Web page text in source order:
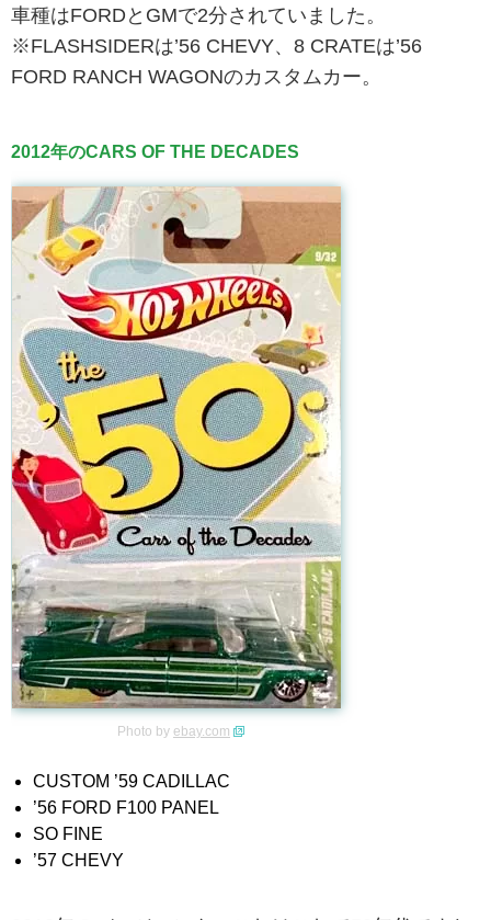
車種はFORDとGMで2分されていました。
※FLASHSIDERは’56 CHEVY、8 CRATEは’56
FORD RANCH WAGONのカスタムカー。
2012年のCARS OF THE DECADES
Photo by ebay.com
CUSTOM ’59 CADILLAC
’56 FORD F100 PANEL
SO FINE
’57 CHEVY